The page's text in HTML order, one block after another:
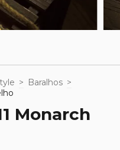
> Baralhos >
Monarch